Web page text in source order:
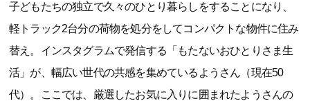
子どもたちの独立で久々のひとり暮らしをすることになり、
軽トラック2台分の荷物を処分をしてコンパクトな物件に住み
替え。インスタグラムで発信する「もたないおひとりさま生
活」が、幅広い世代の共感を集めているようさん（現在50
代）。ここでは、厳選したお気に入りに囲まれたようさんの